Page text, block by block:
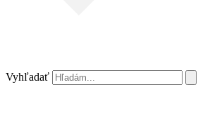
Vyhľadať